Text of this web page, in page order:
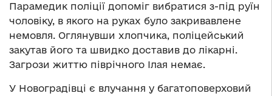
Парамедик поліції допоміг вибратися з-під руїн
чоловіку, в якого на руках було закривавлене
немовля. Оглянувши хлопчика, поліцейський
закутав його та швидко доставив до лікарні.
Загрози життю піврічного Ілая немає.
У Новоградівці є влучання у багатоповерховий